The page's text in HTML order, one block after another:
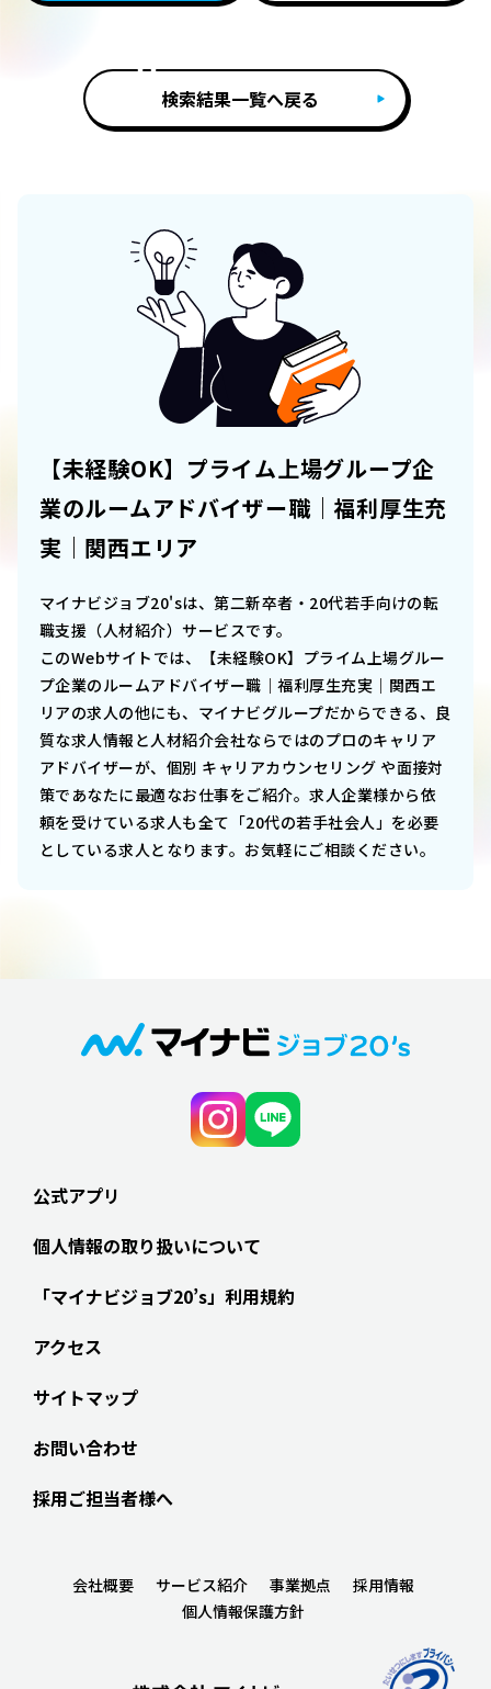
検索結果一覧へ戻る
【未経験OK】プライム上場グループ企
業のルームアドバイザー職｜福利厚生充
実｜関西エリア
マイナビジョブ20'sは、第二新卒者・20代若手向けの転
職支援（人材紹介）サービスです。
このWebサイトでは、
【未経験OK】プライム上場グルー
プ企業のルームアドバイザー職｜福利厚生充実｜関西エ
リアの求人の他にも、マイナビグループだからできる、良
質な求人情報と人材紹介会社ならではのプロのキャリア
アドバイザーが、個別 キャリアカウンセリング や面接対
策であなたに最適なお仕事をご紹介。求人企業様から依
頼を受けている求人も全て「20代の若手社会人」を必要
としている求人となります。お気軽にご相談ください。
公式アプリ
個人情報の取り扱いについて
「マイナビジョブ20’s」利用規約
アクセス
サイトマップ
お問い合わせ
採用ご担当者様へ
会社概要 サービス紹介 事業拠点
採用情報
個人情報保護方針